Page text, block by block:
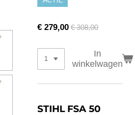
€ 279,00 € 308,00
In
winkelwagen
STIHL FSA 50